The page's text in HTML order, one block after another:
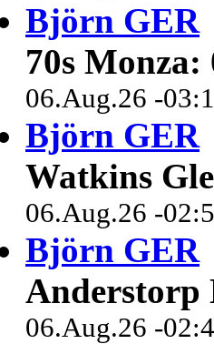
Björn GER
70s Monza:
06.Aug.26 -
Björn GER
Watkins
06.Aug.26 -
Björn GER
Anderstorp
06.Aug.26 -